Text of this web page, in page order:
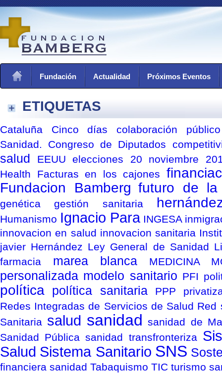
Fundación Actualidad Próximos Eventos
ETIQUETAS
Cataluña Cinco días
colaboración
Sanidad. Congreso de Diputados
salud EEUU
elecciones 20 noviembre
Health
Facturas en los cajones
Fundacion Bamberg futuro de la
genética gestión sanitaria
Humanismo Ignacio Para INGESA
innovacion en salud innovacion sanitaria
javier Hernández Ley General de Sanidad
farmacia
marea blanca MEDICINA
personalizada modelo sanitario PFI
política política sanitaria PPP
Redes Integradas de Servicios de Salud Red
Sanitaria salud sanidad sanidad de
Sanidad Pública sanidad transfronteriza
Salud Sistema Sanitario SNS
financiera sanidad Tabaquismo TIC turismo